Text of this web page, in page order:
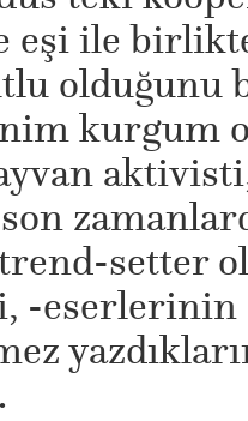
eşi ile
olduğunu
kurgum
son
setter
-eserlerinin